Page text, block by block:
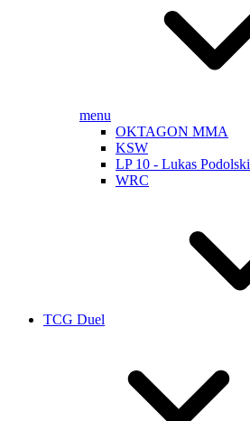
menu
OKTAGON MMA
KSW
LP 10 - Lukas Podolski
WRC
TCG Duel